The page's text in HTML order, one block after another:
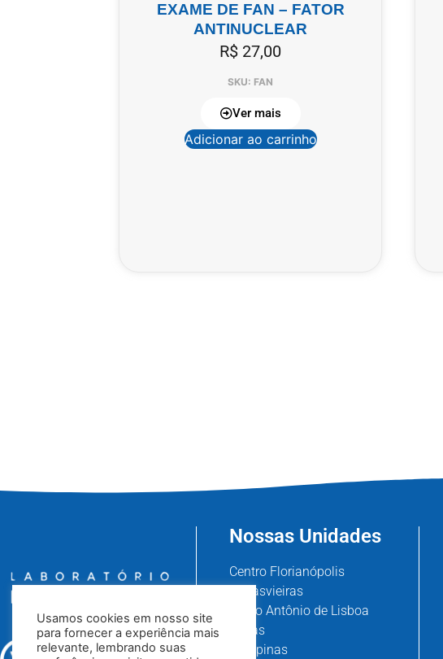
EXAME DE FAN – FATOR
ANTINUCLEAR
R$ 27,00
SKU: FAN
Ver mais
Adicionar ao carrinho
Nossas Unidades
Centro Florianópolis
Canasvieiras
Santo Antônio de Lisboa
Areias
Campinas
Usamos cookies em nosso site
para fornecer a experiência mais
relevante, lembrando suas